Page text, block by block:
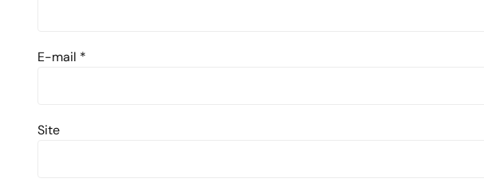
E-mail *
Site